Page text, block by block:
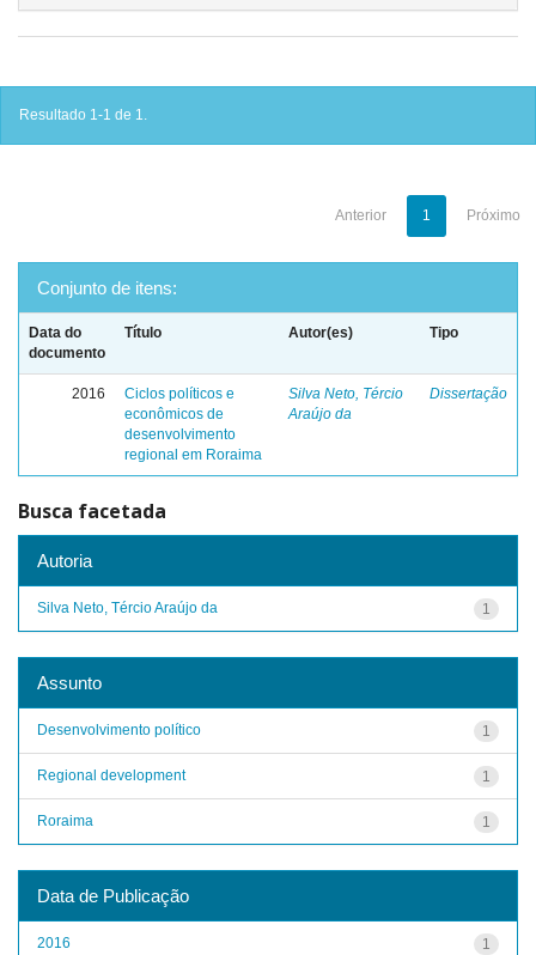
Resultado 1-1 de 1.
Anterior 1 Próximo
Conjunto de itens:
Data do
documento
Título Autor(es) Tipo
2016
Ciclos políticos e
econômicos de
desenvolvimento
regional em Roraima
Silva Neto, Tércio
Araújo da
Dissertação
Busca facetada
Autoria
1
Silva Neto, Tércio Araújo da
Assunto
1
Desenvolvimento político
1
Regional development
1
Roraima
Data de Publicação
1
2016